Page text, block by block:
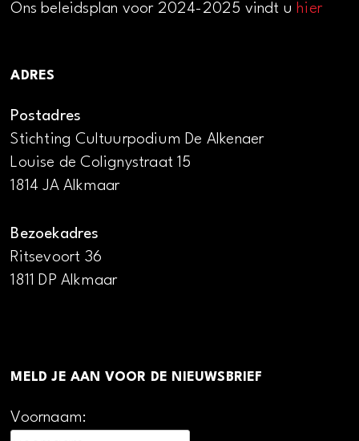
Ons beleidsplan voor 2024-2025 vindt uhier
ADRES
Postadres
Stichting Cultuurpodium De Alkenaer
Louise de Colignystraat 15
1814 JA Alkmaar
Bezoekadres
Ritsevoort 36
1811 DP Alkmaar
MELD JE AAN VOOR DE NIEUWSBRIEF
Voornaam: